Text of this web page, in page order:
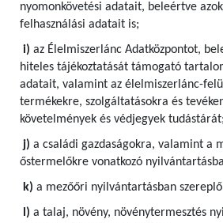
nyomonkövetési adatait, beleértve
felhasználási adatait is;
i) az Élelmiszerlánc Adatközpontot,
hiteles tájékoztatását támogató
adatait, valamint az élelmiszerlánc-
termékekre, szolgáltatásokra és
követelmények és védjegyek tudástárát;
j) a családi gazdaságokra, valamint a
őstermelőkre vonatkozó
k) a mezőőri nyilvántartásban
l) a talaj, növény, növénytermesztés